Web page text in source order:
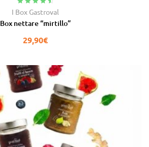
Valutato
4.75
I Box Gastroval
Box nettare “mirtillo”
29,90€